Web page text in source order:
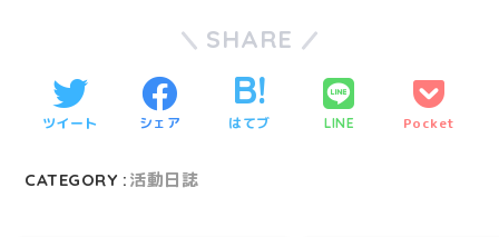
SHARE
ツイート シェア はてブ LINE Pocket
CATEGORY : 活動日誌